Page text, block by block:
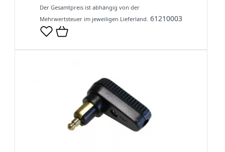
Der Gesamtpreis ist abhängig von der
Mehrwertsteuer im jeweiligen Lieferland. 61210003